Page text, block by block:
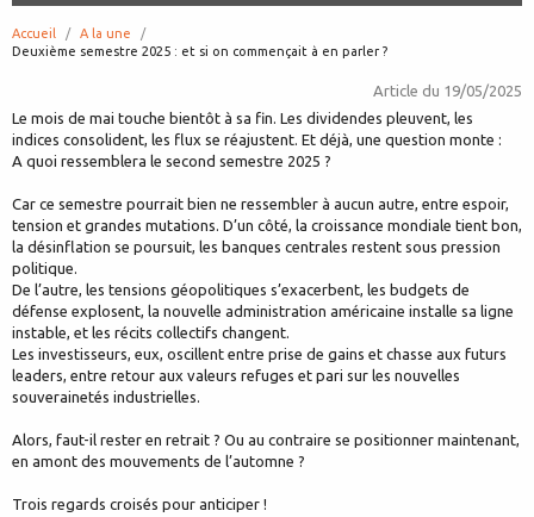
Accueil
A la une
page:
Deuxième semestre 2025 : et si on commençait à en parler ?
Article du 19/05/2025
Le mois de mai touche bientôt à sa fin. Les dividendes pleuvent, les
indices consolident, les flux se réajustent. Et déjà, une question monte :
A quoi ressemblera le second semestre 2025 ?
Car ce semestre pourrait bien ne ressembler à aucun autre, entre espoir,
tension et grandes mutations. D’un côté, la croissance mondiale tient bon,
la désinflation se poursuit, les banques centrales restent sous pression
politique.
De l’autre, les tensions géopolitiques s’exacerbent, les budgets de
défense explosent, la nouvelle administration américaine installe sa ligne
instable, et les récits collectifs changent.
Les investisseurs, eux, oscillent entre prise de gains et chasse aux futurs
leaders, entre retour aux valeurs refuges et pari sur les nouvelles
souverainetés industrielles.
Alors, faut-il rester en retrait ? Ou au contraire se positionner maintenant,
en amont des mouvements de l’automne ?
Trois regards croisés pour anticiper !